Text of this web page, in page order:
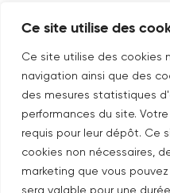
Ce site utilise des
Ce site utilise des cookies
navigation ainsi que des
des mesures statistiques
performances du site.
requis pour leur dépôt. Ce
cookies non nécessaires,
marketing que vous
sera valable pour une
SUIVEZ-NOUS SUR
Nouvelle fenêtre
linkedinNouvelle
youtube
ABONNEZ-VOUS À